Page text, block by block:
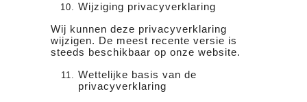
Wijziging privacyverklaring
Wij kunnen deze privacyverklaring
wijzigen. De meest recente versie is
steeds beschikbaar op onze website.
Wettelijke basis van de
privacyverklaring